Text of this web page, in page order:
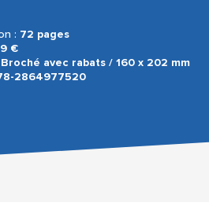
: 72 pages
€
Broché avec rabats / 160 x 202 mm
2864977520